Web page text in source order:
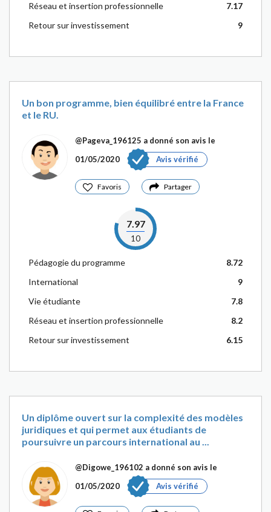
Réseau et insertion professionnelle
7.17
Retour sur investissement
9
Un bon programme, bien équilibré entre la France
et le RU.
@Pageva_196125 a donné son avis le
01/05/2020
Avis vérifié
Favoris Partager
7.97
10
Pédagogie du programme
8.72
International
9
Vie étudiante
7.8
Réseau et insertion professionnelle
8.2
Retour sur investissement
6.15
Un diplôme ouvert sur la complexité des modèles
juridiques et qui permet aux étudiants de
poursuivre un parcours international au ...
@Digowe_196102 a donné son avis le
01/05/2020
Avis vérifié